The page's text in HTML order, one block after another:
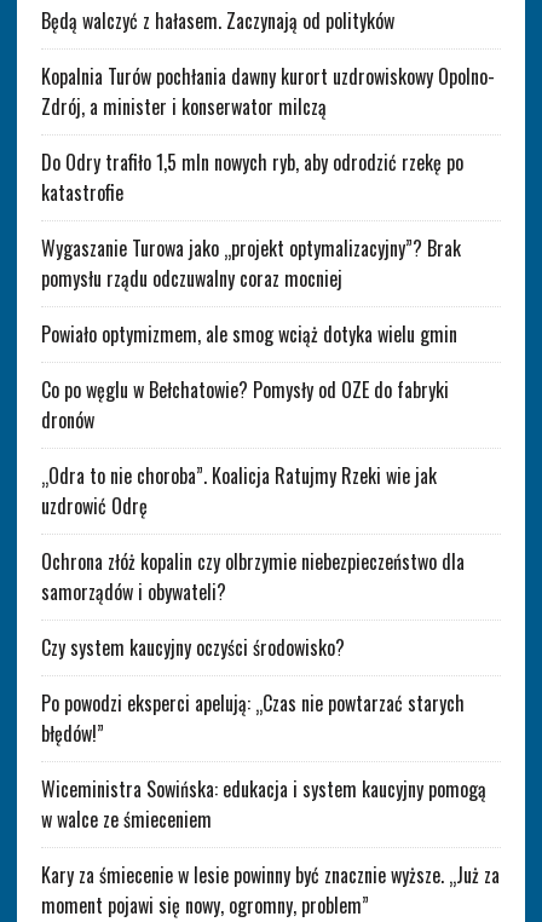
Będą walczyć z hałasem. Zaczynają od polityków
Kopalnia Turów pochłania dawny kurort uzdrowiskowy Opolno-
Zdrój, a minister i konserwator milczą
Do Odry trafiło 1,5 mln nowych ryb, aby odrodzić rzekę po
katastrofie
Wygaszanie Turowa jako „projekt optymalizacyjny”? Brak
pomysłu rządu odczuwalny coraz mocniej
Powiało optymizmem, ale smog wciąż dotyka wielu gmin
Co po węglu w Bełchatowie? Pomysły od OZE do fabryki
dronów
„Odra to nie choroba”. Koalicja Ratujmy Rzeki wie jak
uzdrowić Odrę
Ochrona złóż kopalin czy olbrzymie niebezpieczeństwo dla
samorządów i obywateli?
Czy system kaucyjny oczyści środowisko?
Po powodzi eksperci apelują: „Czas nie powtarzać starych
błędów!”
Wiceministra Sowińska: edukacja i system kaucyjny pomogą
w walce ze śmieceniem
Kary za śmiecenie w lesie powinny być znacznie wyższe. „Już za
moment pojawi się nowy, ogromny, problem”